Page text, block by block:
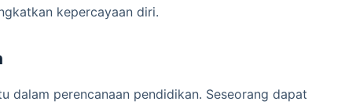
kepercayaan diri.
dalam perencanaan pendidikan. Seseorang dapat